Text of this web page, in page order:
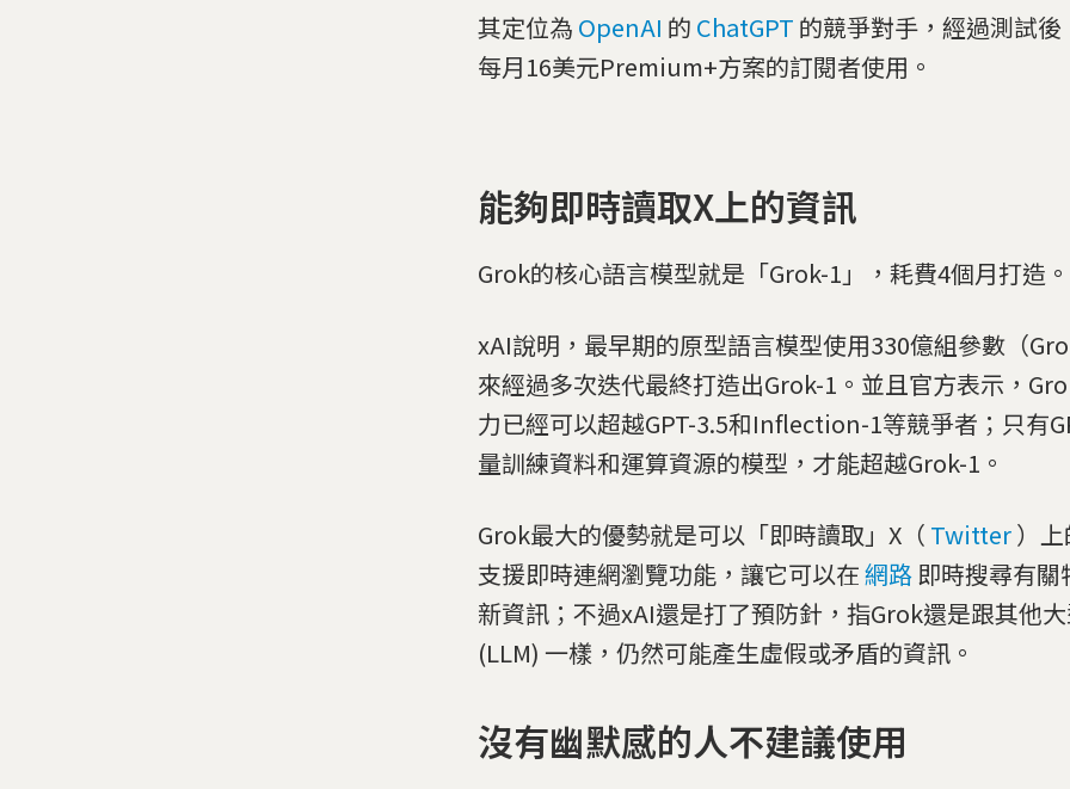
其定位為 OpenAI 的 ChatGPT 的競爭對手，經過測試後
每月16美元Premium+方案的訂閱者使用。
能夠即時讀取X上的資訊
Grok的核心語言模型就是「Grok-1」，耗費4個月打造。
xAI說明，最早期的原型語言模型使用330億組參數（
來經過多次迭代最終打造出Grok-1。並且官方表示，
力已經可以超越GPT-3.5和Inflection-1等競爭者；只有
量訓練資料和運算資源的模型，才能超越Grok-1。
Grok最大的優勢就是可以「即時讀取」X（ Twitter）
支援即時連網瀏覽功能，讓它可以在網路即時搜尋有
新資訊；不過xAI還是打了預防針，指Grok還是跟其他
(LLM) 一樣，仍然可能產生虛假或矛盾的資訊。
沒有幽默感的人不建議使用